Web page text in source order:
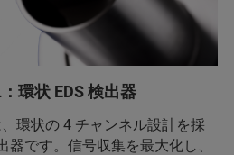
環状 EDS 検出器
環状の 4 チャンネル設計を採
器です。信号収集を最大化し、